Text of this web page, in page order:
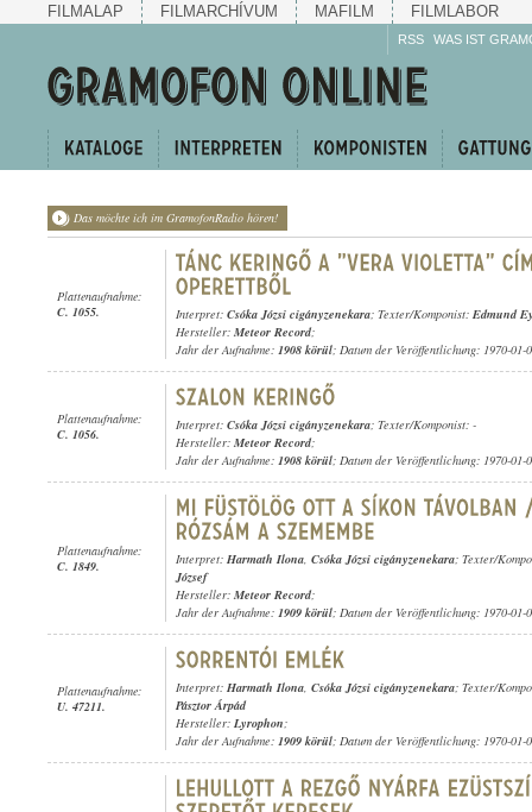
FILMALAP FILMARCHÍVUM MAFILM FILMLABOR
RSS WAS IST
Das möchte ich im GramofonRadio hören!
Plattenaufnahme:
C. 1055.
Interpret: Csóka Józsi cigányzenekara; Texter/Komponist: Edmund
Hersteller: Meteor Record;
Jahr der Aufnahme: 1908 körül; Datum der Veröffentlichung: 1970-01-
Plattenaufnahme:
C. 1056.
Interpret: Csóka Józsi cigányzenekara; Texter/Komponist: -
Hersteller: Meteor Record;
Jahr der Aufnahme: 1908 körül; Datum der Veröffentlichung: 1970-01-
Plattenaufnahme:
C. 1849.
Interpret: Harmath Ilona, Csóka Józsi cigányzenekara; Texter/
József
Hersteller: Meteor Record;
Jahr der Aufnahme: 1909 körül; Datum der Veröffentlichung: 1970-01-
Plattenaufnahme:
U. 47211.
Interpret: Harmath Ilona, Csóka Józsi cigányzenekara; Texter/
Pásztor Árpád
Hersteller: Lyrophon;
Jahr der Aufnahme: 1909 körül; Datum der Veröffentlichung: 1970-01-